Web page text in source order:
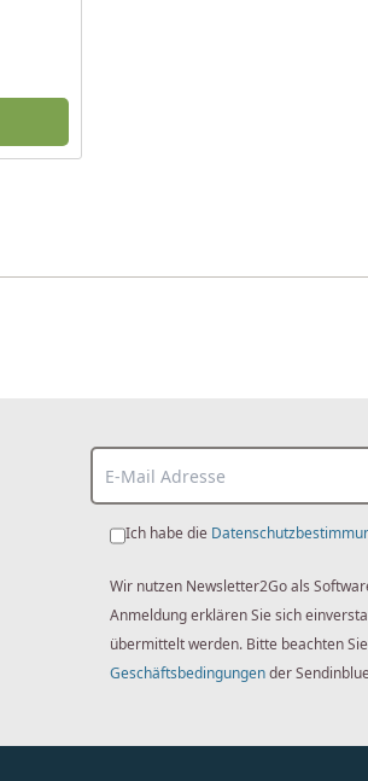
Ich habe die
Wir nutzen Newsletter2Go als
Anmeldung erklären Sie sich
übermittelt werden. Bitte beachten
Geschäftsbedingungender